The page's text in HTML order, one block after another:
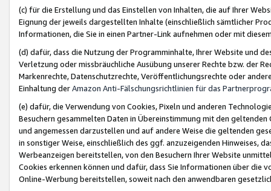
(c) für die Erstellung und das Einstellen von Inhalten, die auf Ihrer
Eignung der jeweils dargestellten Inhalte (einschließlich sämtlicher
Informationen, die Sie in einen Partner-Link aufnehmen oder mit
(d) dafür, dass die Nutzung der Programminhalte, Ihrer Website und
Verletzung oder missbräuchliche Ausübung unserer Rechte bzw. der
Markenrechte, Datenschutzrechte, Veröffentlichungsrechte oder
Einhaltung derAmazon Anti-Fälschungsrichtlinien für das
(e) dafür, die Verwendung von Cookies, Pixeln und anderen
Besuchern gesammelten Daten in Übereinstimmung mit den
und angemessen darzustellen und auf andere Weise die geltenden
in sonstiger Weise, einschließlich des ggf. anzuzeigenden Hinweises,
Werbeanzeigen bereitstellen, von den Besuchern Ihrer Website
Cookies erkennen können und dafür, dass Sie Informationen über die
Online-Werbung bereitstellen, soweit nach den anwendbaren